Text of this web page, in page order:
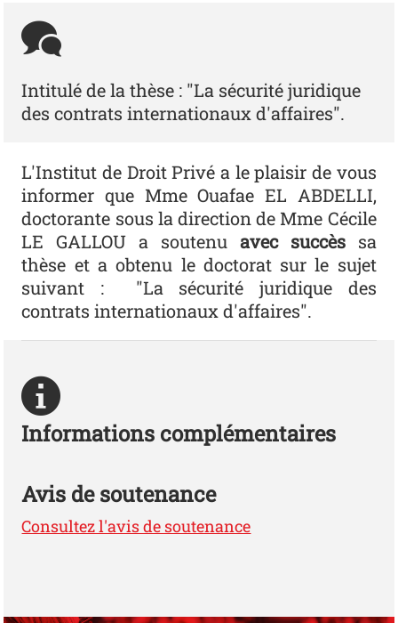
Intitulé de la thèse : "La sécurité juridique
des contrats internationaux d'affaires".
L'Institut de Droit Privé a le plaisir de vous
informer que Mme Ouafae EL ABDELLI,
doctorante sous la direction de Mme Cécile
LE GALLOU a soutenu avec succèssa
thèse et a obtenu le doctorat sur le sujet
suivant : "La sécurité juridique des
contrats internationaux d'affaires".
Informations complémentaires
Avis de soutenance
Consultez l'avis de soutenance